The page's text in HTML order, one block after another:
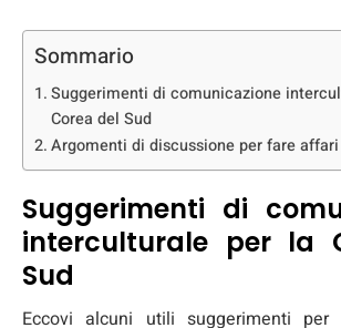
Sommario
Suggerimenti di comunicazione
Corea del Sud
Argomenti di discussione per fare affari
Suggerimenti di
interculturale per la
Sud
Eccovi alcuni utili suggerimenti per